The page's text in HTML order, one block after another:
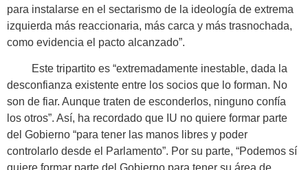
para instalarse en el sectarismo de la ideología de extrema
izquierda más reaccionaria, más carca y más trasnochada,
como evidencia el pacto alcanzado”.
Este tripartito es “extremadamente inestable, dada la
desconfianza existente entre los socios que lo forman. No
son de fiar. Aunque traten de esconderlos, ninguno confía
los otros”. Así, ha recordado que IU no quiere formar parte
del Gobierno “para tener las manos libres y poder
controlarlo desde el Parlamento”. Por su parte, “Podemos sí